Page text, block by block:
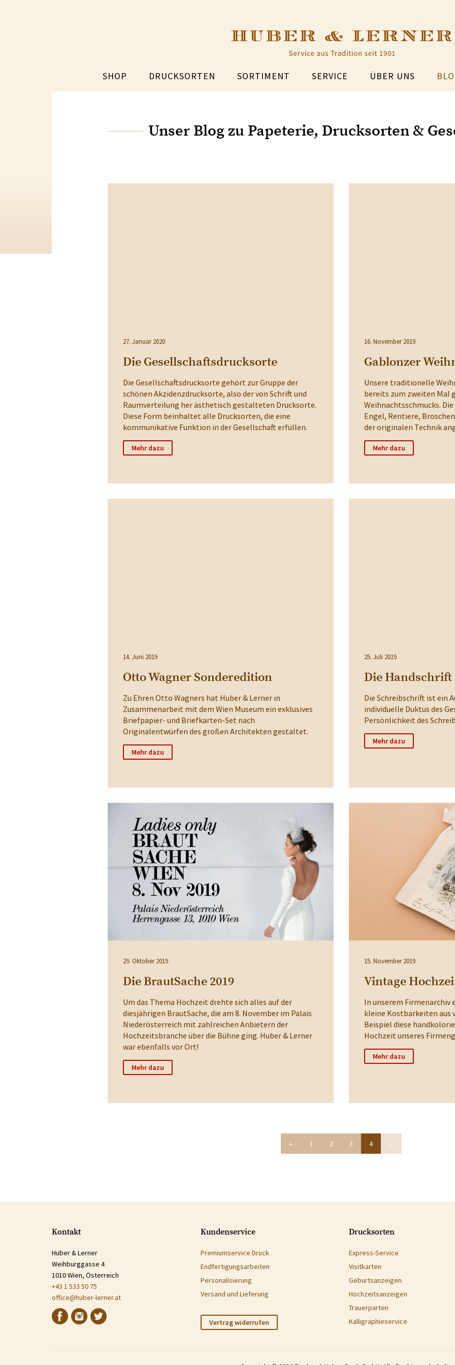
SHOP DRUCKSORTEN SORTIMENT SERVICE ÜBER UNS
Unser Blog zu Papeterie, Drucksorten &
27. Januar 2020
Die Gesellschaftsdrucksorte
Die Gesellschaftsdrucksorte gehört zur Gruppe der
schönen Akzidenzdrucksorte, also der von Schrift und
Raumverteilung her ästhetisch gestalteten Drucksorte.
Diese Form beinhaltet alle Drucksorten, die eine
kommunikative Funktion in der Gesellschaft erfüllen.
Mehr dazu
16. November 2019
Gablonzer
Unsere traditionelle
bereits zum zweiten Mal
Weihnachtsschmucks.
Engel, Rentiere,
der originalen Technik
Mehr dazu
14. Juni 2019
Otto Wagner Sonderedition
Zu Ehren Otto Wagners hat Huber & Lerner in
Zusammenarbeit mit dem Wien Museum ein exklusives
Briefpapier- und Briefkarten-Set nach
Originalentwürfen des großen Architekten gestaltet.
Mehr dazu
25. Juli 2019
Die
Die Schreibschrift ist ein
individuelle Duktus des
Persönlichkeit des
Mehr dazu
29. Oktober 2019
Die BrautSache 2019
Um das Thema Hochzeit drehte sich alles auf der
diesjährigen BrautSache, die am 8. November im Palais
Niederösterreich mit zahlreichen Anbietern der
Hochzeitsbranche über die Bühne ging. Huber & Lerner
war ebenfalls vor Ort!
Mehr dazu
15. November 2019
Vintage
In unserem Firmenarchiv
kleine Kostbarkeiten aus
Beispiel diese
Hochzeit unseres
Mehr dazu
← 1 2 3 4 →
Kontakt
Huber & Lerner
Weihburggasse 4
1010 Wien, Österreich
+43 1 533 50 75
office@huber-lerner.at
Kundenservice
Premiumservice Druck
Endfertigungsarbeiten
Personalisierung
Versand und Lieferung
Vertrag widerrufen
Drucksorten
Express-Service
Visitkarten
Geburtsanzeigen
Hochzeitsanzeigen
Trauerparten
Kalligraphieservice